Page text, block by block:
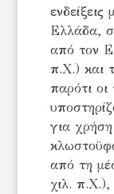
Ελλάδα,
από τον
π.Χ.) και
παρότι οι
για
από τη
χιλ.